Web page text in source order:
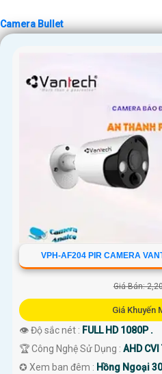
Camera Bullet
VPH-AF204 PIR CAMERA
Giá Bán:
Giá Khuyến
👁 Độ sắc nét : FULL HD 1080P .
🏆 Công Nghệ Sử Dụng : AHD CVI
✪ Xem ban đêm : Hồng Ngoại